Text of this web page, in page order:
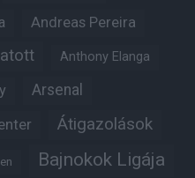
Andreas Pereira
Anthony Elanga
Arsenal
Átigazolások
Bajnokok Ligája